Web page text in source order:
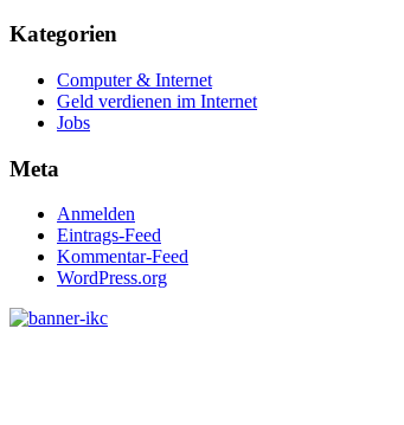
Kategorien
Computer & Internet
Geld verdienen im Internet
Jobs
Meta
Anmelden
Eintrags-Feed
Kommentar-Feed
WordPress.org